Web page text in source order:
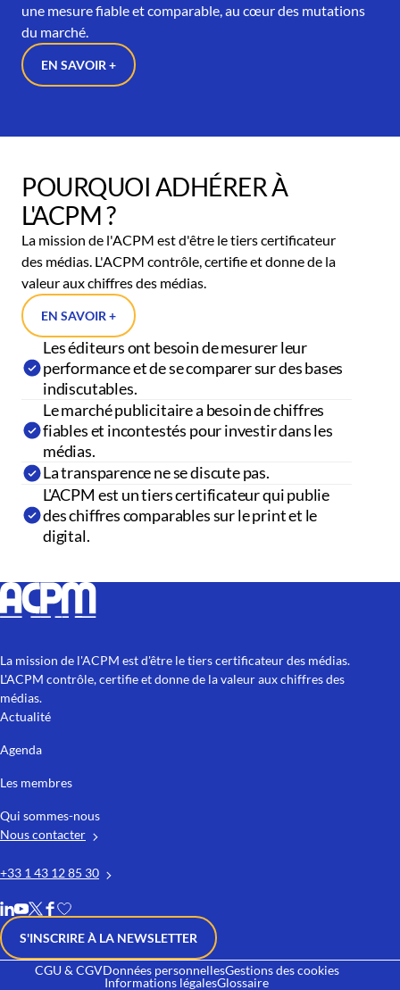
une mesure fiable et comparable, au cœur des mutations
du marché.
EN SAVOIR +
POURQUOI ADHÉRER À
L'ACPM ?
La mission de l'ACPM est d'être le tiers certificateur
des médias. L'ACPM contrôle, certifie et donne de la
valeur aux chiffres des médias.
EN SAVOIR +
Les éditeurs ont besoin de mesurer leur
performance et de se comparer sur des bases
indiscutables.
Le marché publicitaire a besoin de chiffres
fiables et incontestés pour investir dans les
médias.
La transparence ne se discute pas.
L'ACPM est un tiers certificateur qui publie
des chiffres comparables sur le print et le
digital.
La mission de l'ACPM est d'être le tiers certificateur des médias.
L'ACPM contrôle, certifie et donne de la valeur aux chiffres des
médias.
Actualité
Agenda
Les membres
Qui sommes-nous
Nous contacter
+33 1 43 12 85 30
S'INSCRIRE À LA NEWSLETTER
CGU & CGVDonnées personnellesGestions des cookies
Informations légalesGlossaire